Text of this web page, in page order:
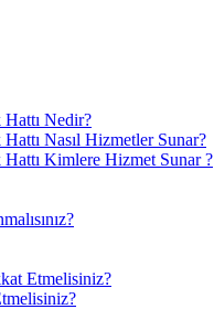
Nedir?
Nasıl Hizmetler Sunar?
Kimlere Hizmet Sunar ?
Etmelisiniz?